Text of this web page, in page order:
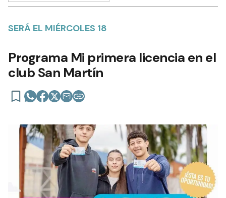
SERÁ EL MIÉRCOLES 18
Programa Mi primera licencia en el
club San Martín